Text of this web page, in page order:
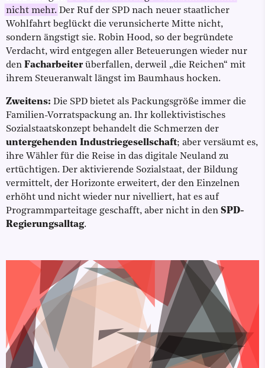
nicht mehr. Der Ruf der SPD nach neuer staatlicher
Wohlfahrt beglückt die verunsicherte Mitte nicht,
sondern ängstigt sie. Robin Hood, so der begründete
Verdacht, wird entgegen aller Beteuerungen wieder nur
den Facharbeiterüberfallen, derweil „die Reichen“ mit
ihrem Steueranwalt längst im Baumhaus hocken.
Zweitens: Die SPD bietet als Packungsgröße immer die
Familien-Vorratspackung an. Ihr kollektivistisches
Sozialstaatskonzept behandelt die Schmerzen der
untergehenden Industriegesellschaft; aber versäumt es,
ihre Wähler für die Reise in das digitale Neuland zu
ertüchtigen. Der aktivierende Sozialstaat, der Bildung
vermittelt, der Horizonte erweitert, der den Einzelnen
erhöht und nicht wieder nur nivelliert, hat es auf
Programmparteitage geschafft, aber nicht in den SPD-
Regierungsalltag.